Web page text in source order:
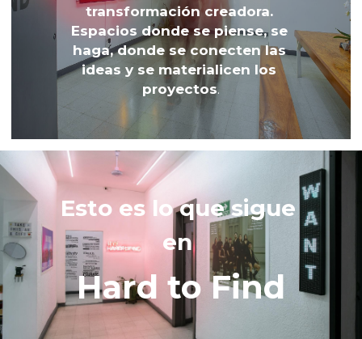
transformación creadora.
Espacios donde se piense, se
haga, donde se conecten las
ideas y se materialicen los
proyectos.
Esto es lo que sigue
en
Hard to Find